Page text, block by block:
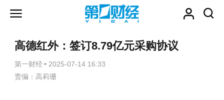
高德红外：签订8.79亿元采购协议
第一财经 • 2025-07-14 16:33
责编：高莉珊